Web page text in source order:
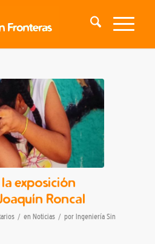
exposición
Roncal
/ en Noticias / por Ingeniería Sin